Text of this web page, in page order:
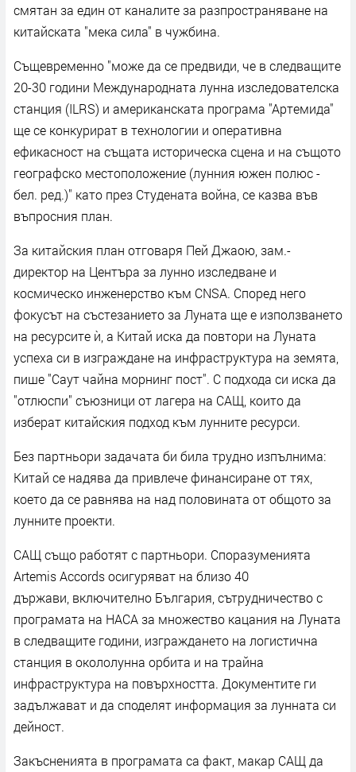
смятан за един от каналите за разпространяване на
китайската "мека сила" в чужбина.
Същевременно "може да се предвиди, че в следващите
20-30 години Международната лунна изследователска
станция (ILRS) и американската програма "Артемида"
ще се конкурират в технологии и оперативна
ефикасност на същата историческа сцена и на същото
географско местоположение (лунния южен полюс -
бел. ред.)" като през Студената война, се казва във
въпросния план.
За китайския план отговаря Пей Джаою, зам.-
директор на Центъра за лунно изследване и
космическо инженерство към CNSA. Според него
фокусът на състезанието за Луната ще е използването
на ресурсите ѝ, а Китай иска да повтори на Луната
успеха си в изграждане на инфраструктура на земята,
пише "Саут чайна морнинг пост". С подхода си иска да
"отлюспи" съюзници от лагера на САЩ, които да
изберат китайския подход към лунните ресурси.
Без партньори задачата би била трудно изпълнима:
Китай се надява да привлече финансиране от тях,
което да се равнява на над половината от общото за
лунните проекти.
САЩ също работят с партньори. Споразуменията
Artemis Accords осигуряват на близо 40
държави, включително България, сътрудничество с
програмата на НАСА за множество кацания на Луната
в следващите години, изграждането на логистична
станция в окололунна орбита и на трайна
инфраструктура на повърхността. Документите ги
задължават и да споделят информация за лунната си
дейност.
Закъсненията в програмата са факт, макар САЩ да